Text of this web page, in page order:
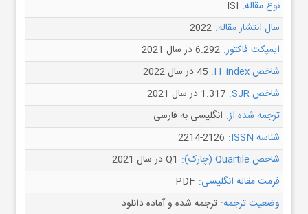
نوع مقاله: ISI
سال انتشار مقاله: 2022
ایمپکت فاکتور: 6.292 در سال 2021
شاخص H_index:
45 در سال 2022
شاخص SJR:
1.317 در سال 2021
ترجمه شده از: انگلیسی به فارسی
شناسه ISSN:
2214-2126
شاخص Quartile (چارک):
Q1 در سال 2021
فرمت مقاله انگلیسی: PDF
وضعیت ترجمه: ترجمه شده و آماده دانلود